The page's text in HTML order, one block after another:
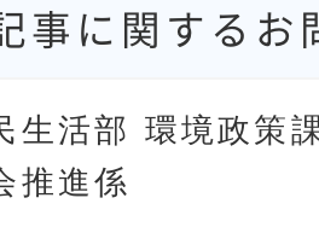
事に関するお
生活部 環境政策
推進係